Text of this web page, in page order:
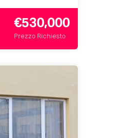
€530,000
Prezzo Richiesto